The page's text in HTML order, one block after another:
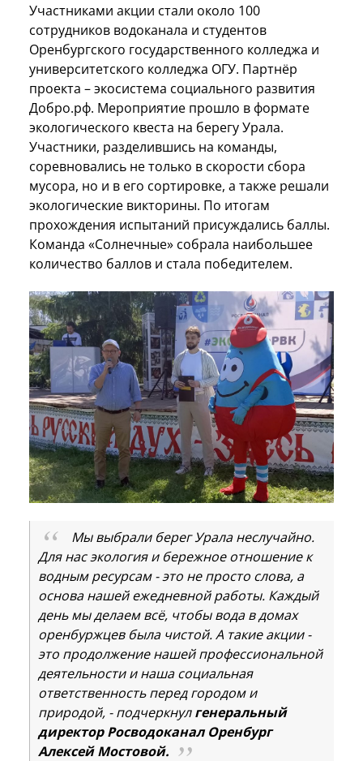
Участниками акции стали около 100
сотрудников водоканала и студентов
Оренбургского государственного колледжа и
университетского колледжа ОГУ. Партнёр
проекта – экосистема социального развития
Добро.рф. Мероприятие прошло в формате
экологического квеста на берегу Урала.
Участники, разделившись на команды,
соревновались не только в скорости сбора
мусора, но и в его сортировке, а также решали
экологические викторины. По итогам
прохождения испытаний присуждались баллы.
Команда «Солнечные» собрала наибольшее
количество баллов и стала победителем.
Мы выбрали берег Урала неслучайно.
Для нас экология и бережное отношение к
водным ресурсам - это не просто слова, а
основа нашей ежедневной работы. Каждый
день мы делаем всё, чтобы вода в домах
оренбуржцев была чистой. А такие акции -
это продолжение нашей профессиональной
деятельности и наша социальная
ответственность перед городом и
природой, - подчеркнулгенеральный
директор Росводоканал Оренбург
Алексей Мостовой.